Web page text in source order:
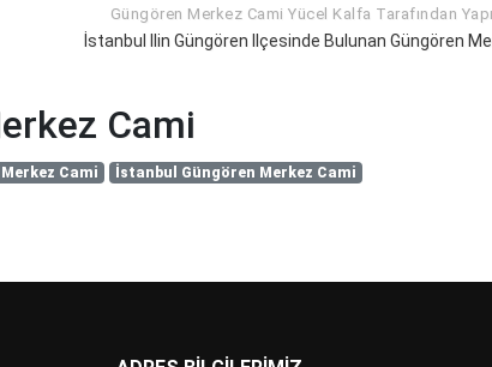
Güngören Merkez Cami Yücel Kalfa Tarafından
İstanbul Ilin Güngören Ilçesinde Bulunan Güngören
Cami
Cami İstanbul Güngören Merkez Cami